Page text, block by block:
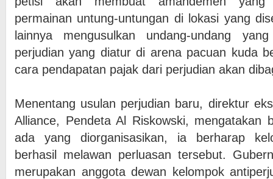
permainan untung-untungan di lokasi yang
lainnya mengusulkan undang-undang
perjudian yang diatur di arena pacuan kuda
cara pendapatan pajak dari perjudian akan
Menentang usulan perjudian baru, direktur
Alliance, Pendeta Al Riskowski, mengatakan
ada yang diorganisasikan, ia berharap
berhasil melawan perluasan tersebut.
merupakan anggota dewan kelompok